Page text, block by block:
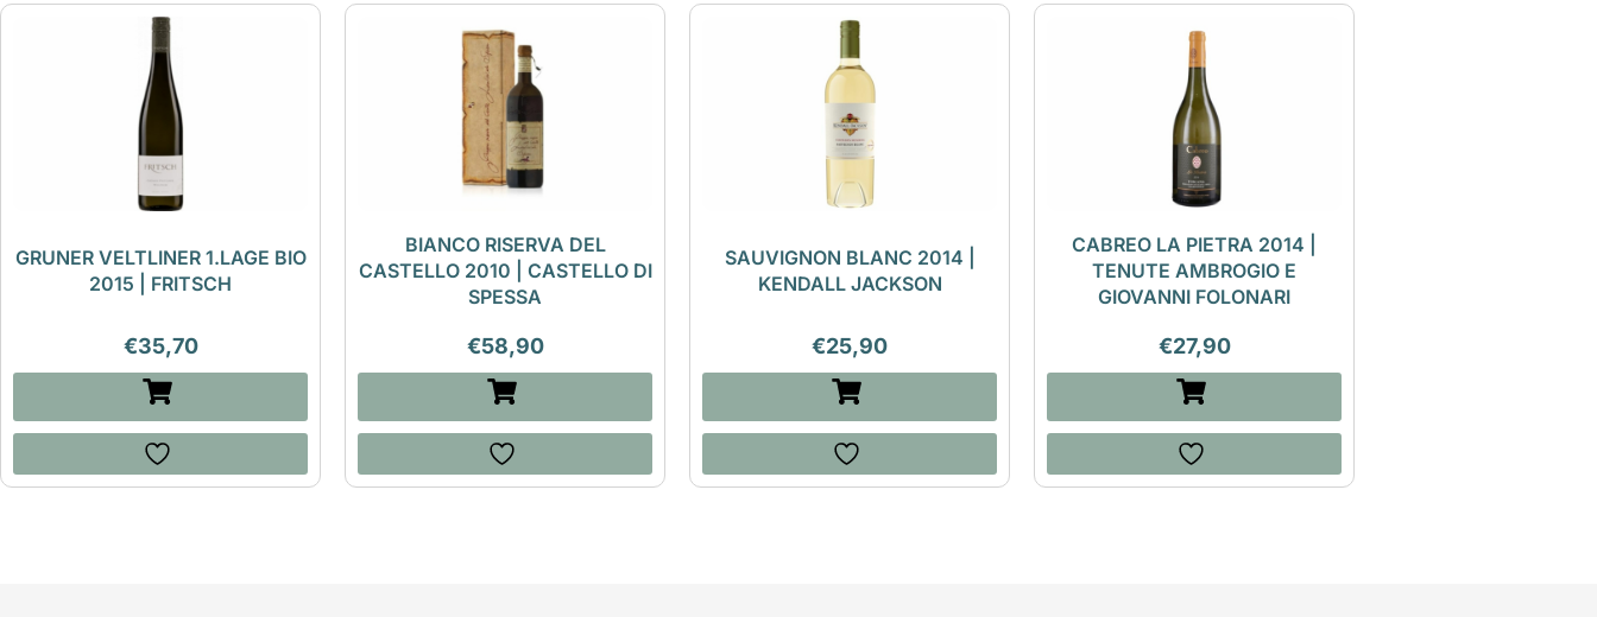
GRUNER VELTLINER 1.LAGE BIO
2015 | FRITSCH
€35,70
BIANCO RISERVA DEL
CASTELLO 2010 | CASTELLO DI
SPESSA
€58,90
SAUVIGNON BLANC 2014 |
KENDALL JACKSON
€25,90
CABREO LA PIETRA 2014 |
TENUTE AMBROGIO E
GIOVANNI FOLONARI
€27,90